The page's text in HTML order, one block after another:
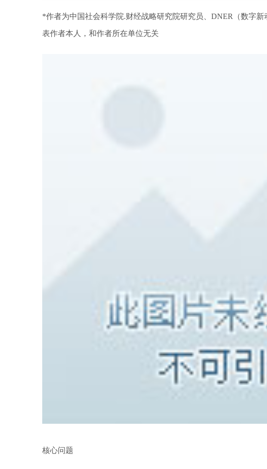
*作者为中国社会科学院.财经战略研究院研究员、DNER（数字
表作者本人，和作者所在单位无关
核心问题